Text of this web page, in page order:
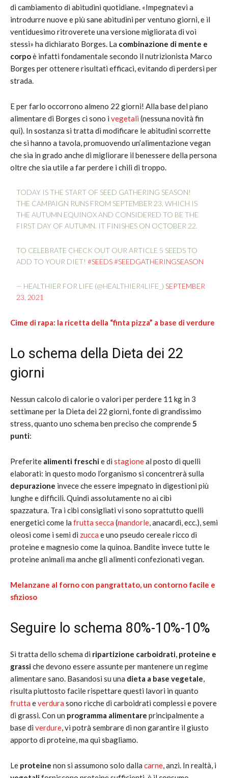
di cambiamento di abitudini quotidiane. «Impegnatevi a
introdurre nuove e più sane abitudini per ventuno giorni, e il
ventiduesimo ritroverete una versione migliorata di voi
stessi» ha dichiarato Borges. La combinazione di mente e
corpoè infatti fondamentale secondo il nutrizionista Marco
Borges per ottenere risultati efficaci, evitando di perdersi per
strada.
E per farlo occorrono almeno 22 giorni! Alla base del piano
alimentare di Borges ci sono i vegetali (nessuna novità fin
qui). In sostanza si tratta di modificare le abitudini scorrette
che si hanno a tavola, promuovendo un’alimentazione vegan
che sia in grado anche di migliorare il benessere della persona
oltre che sia utile a far perdere i chili di troppo.
TODAY IS THE START OF SEED GATHERING SEASON!
THE CAMPAIGN RUNS FROM SEPTEMBER 23, WHICH IS
THE AUTUMN EQUINOX AND CONSIDERED TO BE THE
FIRST DAY OF AUTUMN. IT FINISHES ON OCTOBER 22.
TO CELEBRATE CHECK OUT OUR ARTICLE 5 SEEDS TO
ADD TO YOUR DIET!#SEEDS#SEEDGATHERINGSEASON
— HEALTHIER FOR LIFE (@HEALTHIER4LIFE_)SEPTEMBER
23, 2021
Cime di rapa: la ricetta della “finta pizza” a base di verdure
Lo schema della Dieta dei 22
giorni
Nessun calcolo di calorie o valori per perdere 11 kg in 3
settimane per la Dieta dei 22 giorni, fonte di grandissimo
stress, quanto uno schema ben preciso che comprende5
punti:
Preferite alimenti freschie di stagioneal posto di quelli
elaborati: in questo modo l’organismo si concentrerà sulla
depurazione invece che essere impegnato in digestioni più
lunghe e difficili. Quindi assolutamente no ai cibi
spazzatura. Tra i cibi consigliati vi sono soprattutto quelli
energetici come la frutta secca (mandorle, anacardi, ecc.), semi
oleosi come i semi di zucca e uno pseudo cereale ricco di
proteine e magnesio come la quinoa. Bandite invece tutte le
proteine animali ma anche gli alimenti confezionati vegan.
Melanzane al forno con pangrattato, un contorno facile e
sfizioso
Seguire lo schema 80%-10%-10%
Si tratta dello schema di ripartizione carboidrati, proteine e
grassiche devono essere assunte per mantenere un regime
alimentare sano. Basandosi su una dieta a base vegetale,
risulta piuttosto facile rispettare questi lavori in quanto
frutta everdura sono ricche di carboidrati complessi e povere
di grassi. Con un programma alimentare principalmente a
base di verdure, vi potrà sembrare di non garantire il giusto
apporto di proteine, ma qui sbagliamo.
Le proteine non si assumono solo dalla carne, anzi. In realtà, i